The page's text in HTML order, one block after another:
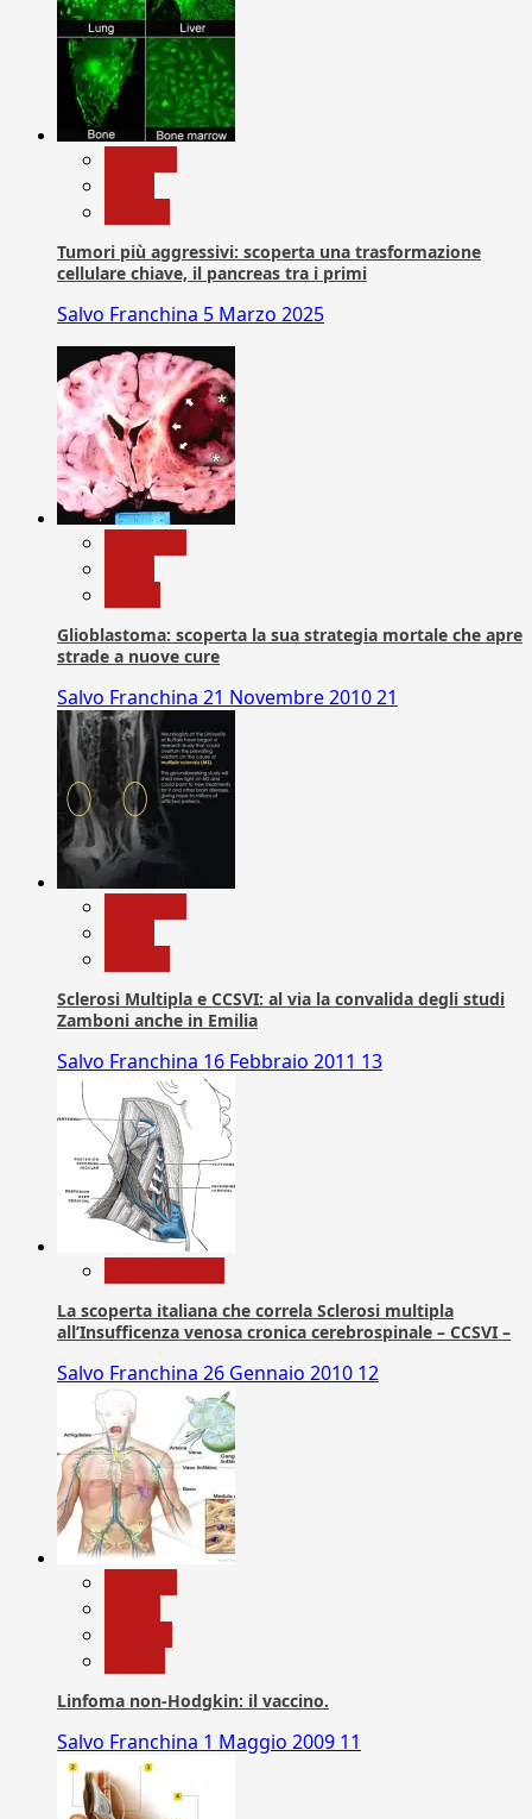
Tumori più aggressivi: scoperta una trasformazione
cellulare chiave, il pancreas tra i primi
Salvo Franchina 5 Marzo 2025
Glioblastoma: scoperta la sua strategia mortale che apre
strade a nuove cure
Salvo Franchina 21 Novembre 201021
Sclerosi Multipla e CCSVI: al via la convalida degli studi
Zamboni anche in Emilia
Salvo Franchina 16 Febbraio 2011 13
La scoperta italiana che correla Sclerosi multipla
all’Insufficenza venosa cronica cerebrospinale – CCSVI –
Salvo Franchina 26 Gennaio 2010 12
Linfoma non-Hodgkin: il vaccino.
Salvo Franchina 1 Maggio 2009 11